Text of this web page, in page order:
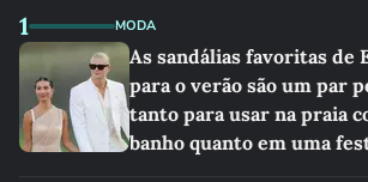
1 MODA
As sandálias favoritas de
para o verão são um par
tanto para usar na praia
banho quanto em uma